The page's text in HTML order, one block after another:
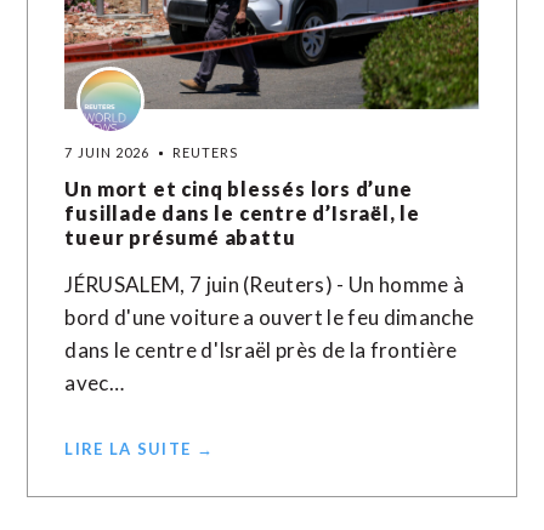
7 JUIN 2026 REUTERS
Un mort et cinq blessés lors d’une
fusillade dans le centre d’Israël, le
tueur présumé abattu
JÉRUSALEM, 7 juin (Reuters) - Un homme à
bord d'une voiture a ouvert le feu dimanche
dans le centre d'Israël près de la frontière
avec…
LIRE LA SUITE →